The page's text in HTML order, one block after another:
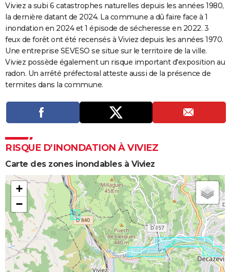
COPAINS D'AVANT
S'inscrire
Se connecter
Lycées
Collèges
Primaires
Universités
Entreprises
Service militaire
Avis de recherche
AVIS DE DÉCÈS
FORUM
Bricolage
Lifestyle
Culture
SportAuto
Television
Voyage
Cinema
Viviez a subi 6 catastrophes naturelles depuis les années 1980,
la dernière datant de 2024. La commune a dû faire face à 1
inondation en 2024 et 1 épisode de sécheresse en 2022. 3
feux de forêt ont été recensés à Viviez depuis les années 1970.
Une entreprise SEVESO se situe sur le territoire de la ville.
Viviez possède également un risque important d'exposition au
radon. Un arrêté préfectoral atteste aussi de la présence de
termites dans la commune.
RISQUE D’INONDATION À VIVIEZ
Carte des zones inondables à Viviez
+
−